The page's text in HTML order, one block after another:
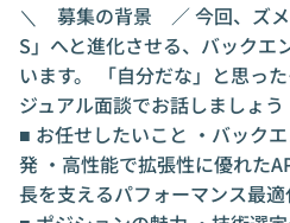
＼ 募集の背景 ／ 今回、ズメ
S」へと進化させる、バックエ
います。 「自分だな」と思っ
ジュアル面談でお話しましょう
■ お任せしたいこと ・バック
発 ・高性能で拡張性に優れた
長を支えるパフォーマンス最